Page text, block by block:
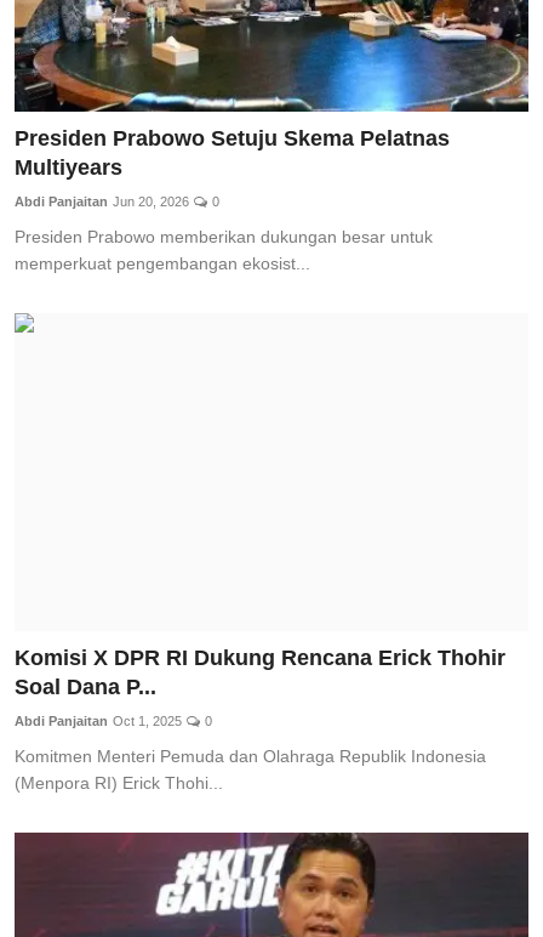
Presiden Prabowo Setuju Skema Pelatnas
Multiyears
Abdi Panjaitan Jun 20, 2026 0
Presiden Prabowo memberikan dukungan besar untuk
memperkuat pengembangan ekosist...
Komisi X DPR RI Dukung Rencana Erick Thohir
Soal Dana P...
Abdi Panjaitan Oct 1, 2025 0
Komitmen Menteri Pemuda dan Olahraga Republik Indonesia
(Menpora RI) Erick Thohi...